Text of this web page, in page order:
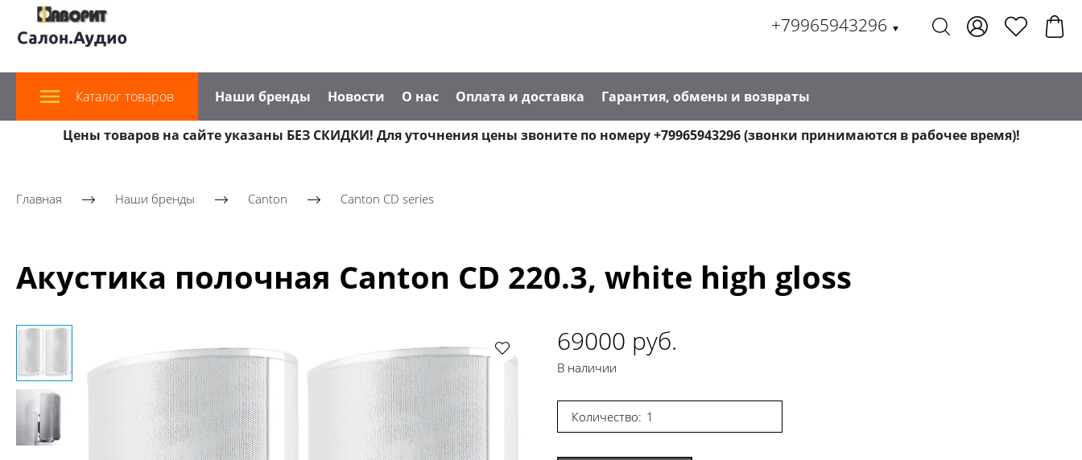
+79965943296 ▼
Каталог товаров Наши бренды Новости О нас Оплата и доставка Гарантия, обмены и возвраты
Цены товаров на сайте указаны БЕЗ СКИДКИ! Для уточнения цены звоните по номеру +79965943296 (звонки принимаются в рабочее время)!
Главная Наши бренды Canton Canton CD series
Акустика полочная Canton CD 220.3, white high gloss
69000 руб.
В наличии
Количество: